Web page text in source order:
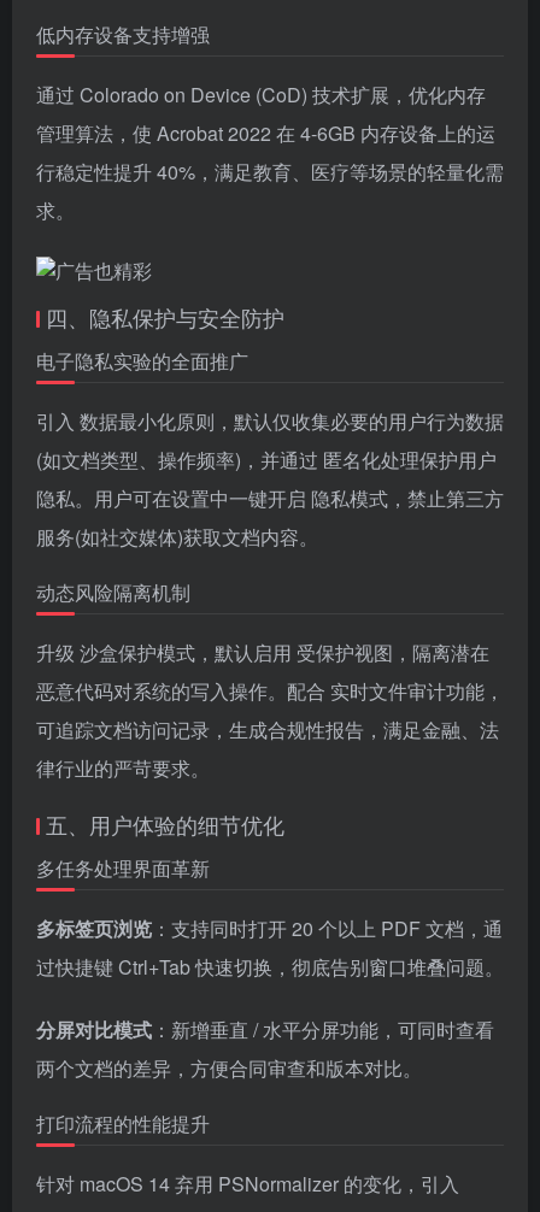
低内存设备支持增强
通过 Colorado on Device (CoD) 技术扩展，优化内存
管理算法，使 Acrobat 2022 在 4-6GB 内存设备上的运
行稳定性提升 40%，满足教育、医疗等场景的轻量化需
求。
四、隐私保护与安全防护
电子隐私实验的全面推广
引入 数据最小化原则，默认仅收集必要的用户行为数据
(如文档类型、操作频率)，并通过 匿名化处理保护用户
隐私。用户可在设置中一键开启 隐私模式，禁止第三方
服务(如社交媒体)获取文档内容。
动态风险隔离机制
升级 沙盒保护模式，默认启用 受保护视图，隔离潜在
恶意代码对系统的写入操作。配合 实时文件审计功能，
可追踪文档访问记录，生成合规性报告，满足金融、法
律行业的严苛要求。
五、用户体验的细节优化
多任务处理界面革新
多标签页浏览 ：支持同时打开 20 个以上 PDF 文档，通
过快捷键 Ctrl+Tab 快速切换，彻底告别窗口堆叠问题。
分屏对比模式 ：新增垂直 / 水平分屏功能，可同时查看
两个文档的差异，方便合同审查和版本对比。
打印流程的性能提升
针对 macOS 14 弃用 PSNormalizer 的变化，引入